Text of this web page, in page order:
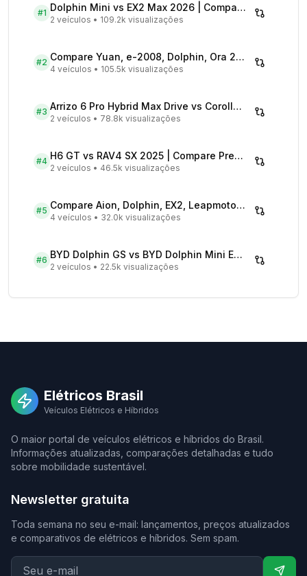
#1 Dolphin Mini vs EX2 Max 2026 | Compare Preços
2 veículos • 109.2k visualizações
#2 Compare Yuan, e-2008, Dolphin, Ora 2026 | Veículos Elétricos
4 veículos • 105.5k visualizações
#3 Arrizo 6 Pro Hybrid Max Drive vs Corolla Cross XRX Hybrid - Comparativo Completo
2 veículos • 78.8k visualizações
#4 H6 GT vs RAV4 SX 2025 | Compare Preços
2 veículos • 46.5k visualizações
#5 Compare Aion, Dolphin, EX2, Leapmotor 2026 | Veículos Elétricos
4 veículos • 32.0k visualizações
#6 BYD Dolphin GS vs BYD Dolphin Mini EV - Comparativo Completo
2 veículos • 22.5k visualizações
Elétricos Brasil
Veículos Elétricos e Híbridos
O maior portal de veículos elétricos e híbridos do Brasil.
Informações atualizadas, comparações detalhadas e tudo
sobre mobilidade sustentável.
Newsletter gratuita
Toda semana no seu e-mail: lançamentos, preços atualizados
e comparativos de elétricos e híbridos. Sem spam.